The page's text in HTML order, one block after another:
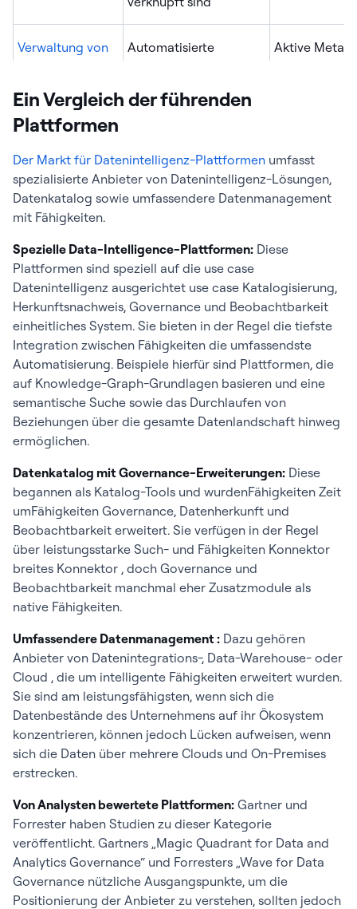
Verwaltung von
Automatisierte
von technischen,
Metadaten
Aktive
Datenherkunft
Lückenlose
Daten von der Quelle
über alle
Verarbeitungsschritte
bis hin zur Nutzung
Abstammung
automatisiert
konfiguriert
Datenqualität
Kontinuierliche
Profilierung,
Validierung und
Überwachung von
Daten anhand
im Vergleich
ausschließlich
planmäßigen,
Data
Observability
Echtzeitüberwachung
des Zustands der
Pipeline, einschließlich
Aktualität, Umfang,
Schema und
Abweichungen
Lernt
dynamisch
zu statischen
Data
Governance
Richtlinien,
Durchsetzung von
Zugriffskontrollen,
Workflows zur
Datenverwaltung und
Compliance-Kontrollen
Richtlinien im
Stewardship
Zuweisung von
Zuständigkeiten, die
Problemlösung, die
Pflege des Glossars
und die Zertifizierung
basierten
Ein Vergleich der führenden
Plattformen
Der Markt für Datenintelligenz-Plattformen umfasst
spezialisierte Anbieter von Datenintelligenz-Lösungen,
Datenkatalog sowie umfassendere Datenmanagement
mit Fähigkeiten.
Spezielle Data-Intelligence-Plattformen: Diese
Plattformen sind speziell auf die use case
Datenintelligenz ausgerichtet use case Katalogisierung,
Herkunftsnachweis, Governance und Beobachtbarkeit
einheitliches System. Sie bieten in der Regel die tiefste
Integration zwischen Fähigkeiten die umfassendste
Automatisierung. Beispiele hierfür sind Plattformen, die
auf Knowledge-Graph-Grundlagen basieren und eine
semantische Suche sowie das Durchlaufen von
Beziehungen über die gesamte Datenlandschaft hinweg
ermöglichen.
Datenkatalog mit Governance-Erweiterungen: Diese
begannen als Katalog-Tools und wurdenFähigkeiten Zeit
umFähigkeiten Governance, Datenherkunft und
Beobachtbarkeit erweitert. Sie verfügen in der Regel
über leistungsstarke Such- und Fähigkeiten Konnektor
breites Konnektor , doch Governance und
Beobachtbarkeit manchmal eher Zusatzmodule als
native Fähigkeiten.
Umfassendere Datenmanagement : Dazu gehören
Anbieter von Datenintegrations-, Data-Warehouse- oder
Cloud , die um intelligente Fähigkeiten erweitert wurden.
Sie sind am leistungsfähigsten, wenn sich die
Datenbestände des Unternehmens auf ihr Ökosystem
konzentrieren, können jedoch Lücken aufweisen, wenn
sich die Daten über mehrere Clouds und On-Premises
erstrecken.
Von Analysten bewertete Plattformen: Gartner und
Forrester haben Studien zu dieser Kategorie
veröffentlicht. Gartners „Magic Quadrant for Data and
Analytics Governance“ und Forresters „Wave for Data
Governance nützliche Ausgangspunkte, um die
Positionierung der Anbieter zu verstehen, sollten jedoch